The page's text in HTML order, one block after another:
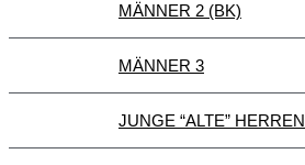
MÄNNER 2 (BK)
MÄNNER 3
JUNGE “ALTE” HERREN